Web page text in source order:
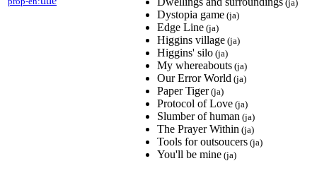
(ja)
Dystopia game (ja)
Edge Line (ja)
Higgins village (ja)
Higgins' silo (ja)
My whereabouts (ja)
Our Error World (ja)
Paper Tiger(ja)
Protocol of Love (ja)
Slumber of human (ja)
The Prayer Within (ja)
Tools for outsoucers (ja)
You'll be mine (ja)